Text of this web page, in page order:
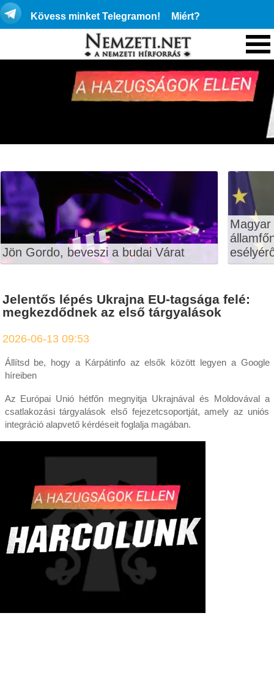
Kövess minket Telegramon! Miért?
Jön Gordo, beveszi a budai Várat
Jelentős lépés Ukrajna EU-tagsága felé:
megkezdődnek az első tárgyalások
2026-06-13 09:53
Állítsd be, hogy a Kárpátinfo az elsők között legyen a Google
híreiben
Az Európai Unió hétfőn megnyitja Ukrajnával és Moldovával a
csatlakozási tárgyalások első fejezetcsoportját, amely az uniós
integráció alapvető kérdéseit foglalja magában.